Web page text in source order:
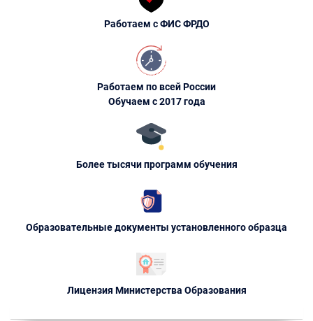
Работаем с ФИС ФРДО
Работаем по всей России
Обучаем с 2017 года
Более тысячи программ обучения
Образовательные документы установленного образца
Лицензия Министерства Образования